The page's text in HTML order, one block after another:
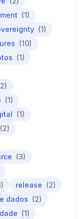
(1)
(1)
(10)
(1)
(1)
(1)
(2)
(3)
release (2)
dados (2)
(1)